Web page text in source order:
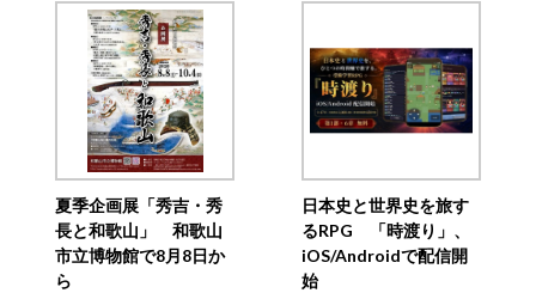
夏季企画展「秀吉・秀
長と和歌山」 和歌山
市立博物館で8月8日か
ら
日本史と世界史を旅す
るRPG 「時渡り」、
iOS/Androidで配信開
始